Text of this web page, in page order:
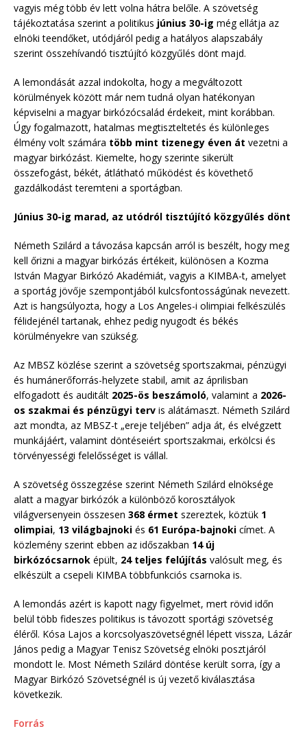
vagyis még több év lett volna hátra belőle. A szövetség
tájékoztatása szerint a politikus június 30-ig még ellátja az
elnöki teendőket, utódjáról pedig a hatályos alapszabály
szerint összehívandó tisztújító közgyűlés dönt majd.
A lemondását azzal indokolta, hogy a megváltozott
körülmények között már nem tudná olyan hatékonyan
képviselni a magyar birkózócsalád érdekeit, mint korábban.
Úgy fogalmazott, hatalmas megtiszteltetés és különleges
élmény volt számára több mint tizenegy éven át vezetni a
magyar birkózást. Kiemelte, hogy szerinte sikerült
összefogást, békét, átlátható működést és követhető
gazdálkodást teremteni a sportágban.
Június 30-ig marad, az utódról tisztújító közgyűlés dönt
Németh Szilárd a távozása kapcsán arról is beszélt, hogy meg
kell őrizni a magyar birkózás értékeit, különösen a Kozma
István Magyar Birkózó Akadémiát, vagyis a KIMBA-t, amelyet
a sportág jövője szempontjából kulcsfontosságúnak nevezett.
Azt is hangsúlyozta, hogy a Los Angeles-i olimpiai felkészülés
félidejénél tartanak, ehhez pedig nyugodt és békés
körülményekre van szükség.
Az MBSZ közlése szerint a szövetség sportszakmai, pénzügyi
és humánerőforrás-helyzete stabil, amit az áprilisban
elfogadott és auditált 2025-ös beszámoló, valamint a 2026-
os szakmai és pénzügyi terv is alátámaszt. Németh Szilárd
azt mondta, az MBSZ-t „ereje teljében” adja át, és elvégzett
munkájáért, valamint döntéseiért sportszakmai, erkölcsi és
törvényességi felelősséget is vállal.
A szövetség összegzése szerint Németh Szilárd elnöksége
alatt a magyar birkózók a különböző korosztályok
világversenyein összesen 368 érmet szereztek, köztük 1
olimpiai, 13 világbajnoki és 61 Európa-bajnoki címet. A
közlemény szerint ebben az időszakban 14 új
birkózócsarnok épült, 24 teljes felújítás valósult meg, és
elkészült a csepeli KIMBA többfunkciós csarnoka is.
A lemondás azért is kapott nagy figyelmet, mert rövid időn
belül több fideszes politikus is távozott sportági szövetség
éléről. Kósa Lajos a korcsolyaszövetségnél lépett vissza, Lázár
János pedig a Magyar Tenisz Szövetség elnöki posztjáról
mondott le. Most Németh Szilárd döntése került sorra, így a
Magyar Birkózó Szövetségnél is új vezető kiválasztása
következik.
Forrás